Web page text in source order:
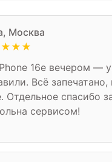
Москва
16e вечером —
Всё запечатано,
Отдельное спасибо
сервисом!